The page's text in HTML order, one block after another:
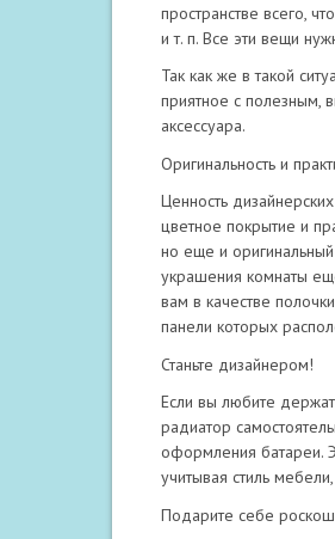
пространстве всего,
и т. п. Все эти вещи
Так как же в такой
приятное с полезным,
аксессуара.
Оригинальность и
Ценность
цветное покрытие и
но еще и
украшения комнаты
вам в качестве
панели которых
Станьте дизайнером!
Если вы любите
радиатор
оформления батареи.
учитывая стиль
Подарите себе